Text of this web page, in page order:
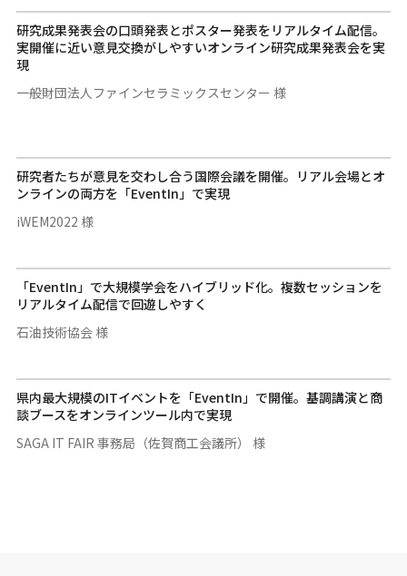
研究成果発表会の口頭発表とポスター発表をリアルタイム配信。
実開催に近い意見交換がしやすいオンライン研究成果発表会を実
現
一般財団法人ファインセラミックスセンター 様
研究者たちが意見を交わし合う国際会議を開催。リアル会場とオ
ンラインの両方を「EventIn」で実現
iWEM2022 様
「EventIn」で大規模学会をハイブリッド化。複数セッションを
リアルタイム配信で回遊しやすく
石油技術協会 様
県内最大規模のITイベントを「EventIn」で開催。基調講演と商
談ブースをオンラインツール内で実現
SAGA IT FAIR 事務局（佐賀商工会議所） 様